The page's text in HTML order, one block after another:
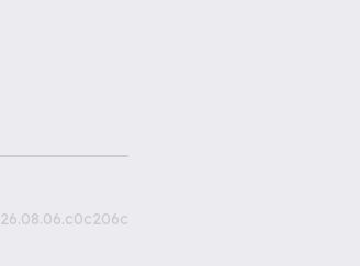
26.08.06.c0c206c